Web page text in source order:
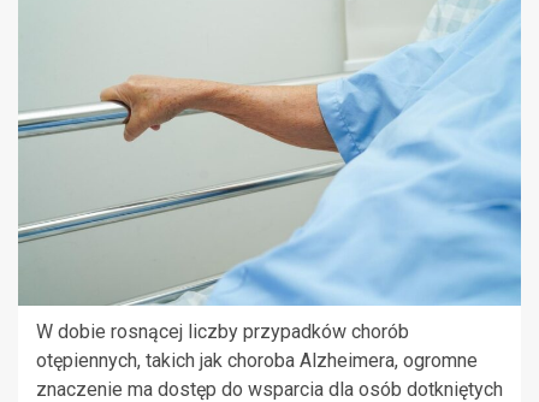
W dobie rosnącej liczby przypadków chorób
otępiennych, takich jak choroba Alzheimera, ogromne
znaczenie ma dostęp do wsparcia dla osób dotkniętych